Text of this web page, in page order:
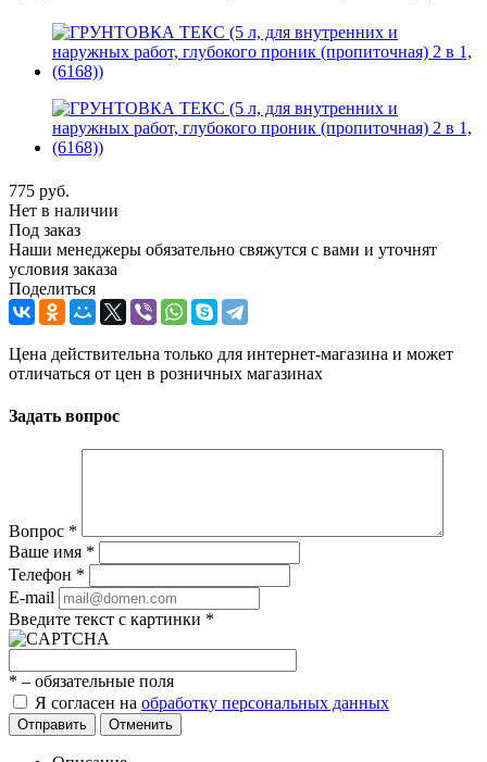
775 руб.
Нет в наличии
Под заказ
Наши менеджеры обязательно свяжутся с вами и уточнят
условия заказа
Поделиться
Цена действительна только для интернет-магазина и может
отличаться от цен в розничных магазинах
Задать вопрос
Вопрос *
Ваше имя *
Телефон *
E-mail
Введите текст с картинки *
* – обязательные поля
Я согласен на обработку персональных данных
Отправить Отменить